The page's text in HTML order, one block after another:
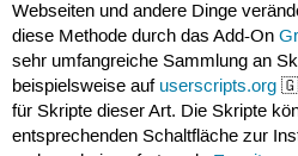
Webseiten und andere Dinge
diese Methode durch das Add-On
sehr umfangreiche Sammlung an
beispielsweise auf userscripts.org
für Skripte dieser Art. Die Skripte
entsprechenden Schaltfläche zur